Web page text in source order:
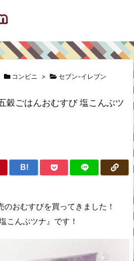
コンビニ > セブン-イレブン
穀ごはんおむすび 塩こんぶツ
B!
おむすびを買ってきました！
こんぶツナ』です！